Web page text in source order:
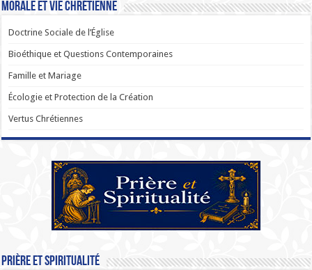
Morale et Vie Chrétienne
Doctrine Sociale de l’Église
Bioéthique et Questions Contemporaines
Famille et Mariage
Écologie et Protection de la Création
Vertus Chrétiennes
Prière et Spiritualité